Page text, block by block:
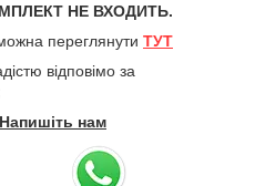
НЕ ВХОДИТЬ.
переглянути ТУТ
відповімо за
нам